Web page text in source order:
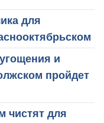
для
и
пройдет
чистят для